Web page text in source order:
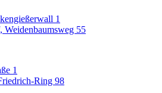
1
Weidenbaumsweg 55
1
Ring 98